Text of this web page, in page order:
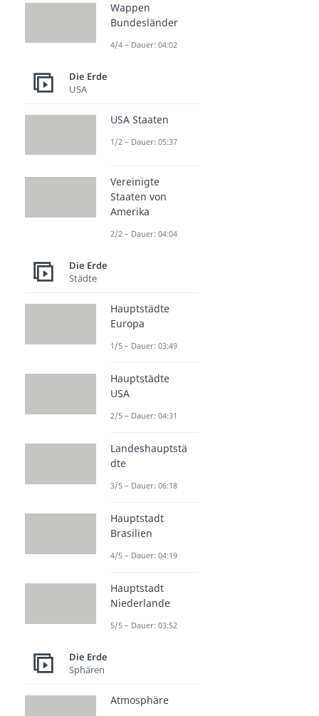
Wappen
Bundesländer
4/4 – Dauer: 04:02
Die Erde
USA
USA Staaten
1/2 – Dauer: 05:37
Vereinigte
Staaten von
Amerika
2/2 – Dauer: 04:04
Die Erde
Städte
Hauptstädte
Europa
1/5 – Dauer: 03:49
Hauptstädte
USA
2/5 – Dauer: 04:31
Landeshauptstä
dte
3/5 – Dauer: 06:18
Hauptstadt
Brasilien
4/5 – Dauer: 04:19
Hauptstadt
Niederlande
5/5 – Dauer: 03:52
Die Erde
Sphären
Atmosphäre